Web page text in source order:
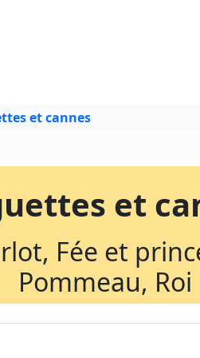
et cannes
et
Fée et
Pommeau, Roi